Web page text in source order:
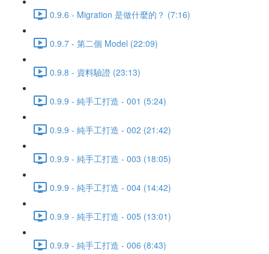
0.9.6 - Migration 是做什麼的？ (7:16)
0.9.7 - 第二個 Model (22:09)
0.9.8 - 資料驗證 (23:13)
0.9.9 - 純手工打造 - 001 (5:24)
0.9.9 - 純手工打造 - 002 (21:42)
0.9.9 - 純手工打造 - 003 (18:05)
0.9.9 - 純手工打造 - 004 (14:42)
0.9.9 - 純手工打造 - 005 (13:01)
0.9.9 - 純手工打造 - 006 (8:43)